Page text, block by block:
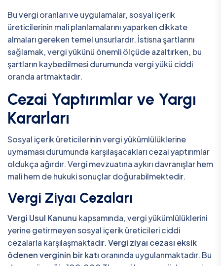
Bu vergi oranları ve uygulamalar, sosyal içerik
üreticilerinin mali planlamalarını yaparken dikkate
almaları gereken temel unsurlardır. İstisna şartlarını
sağlamak, vergi yükünü önemli ölçüde azaltırken, bu
şartların kaybedilmesi durumunda vergi yükü ciddi
oranda artmaktadır.
Cezai Yaptırımlar ve Yargı
Kararları
Sosyal içerik üreticilerinin vergi yükümlülüklerine
uymaması durumunda karşılaşacakları cezai yaptırımlar
oldukça ağırdır. Vergi mevzuatına aykırı davranışlar hem
mali hem de hukuki sonuçlar doğurabilmektedir.
Vergi Ziyaı Cezaları
Vergi Usul Kanunu kapsamında, vergi yükümlülüklerini
yerine getirmeyen sosyal içerik üreticileri ciddi
cezalarla karşılaşmaktadır.Vergi ziyaı cezası eksik
ödenen verginin bir katı oranında uygulanmaktadır. Bu